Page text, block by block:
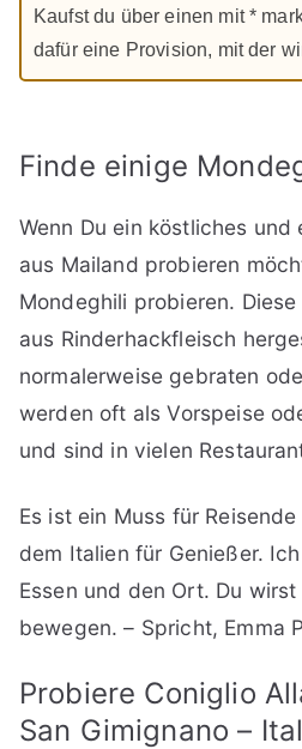
Kaufst du über einen mit *
dafür eine Provision, mit der
Finde einige
Wenn Du ein köstliches
aus Mailand probieren
Mondeghili probieren.
aus Rinderhackfleisch
normalerweise gebraten
werden oft als Vorspeise
und sind in vielen
Es ist ein Muss für
dem Italien für Genießer.
Essen und den Ort. Du
bewegen. – Spricht, Emma
Probiere Coniglio
San Gimignano –